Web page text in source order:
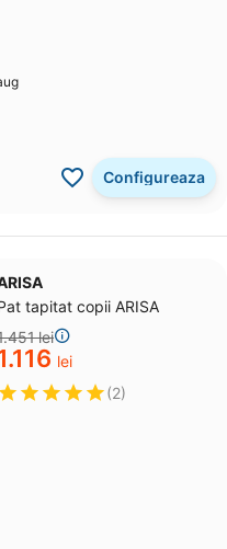
Configureaza
tapitat copii ARISA
lei
lei
(2)